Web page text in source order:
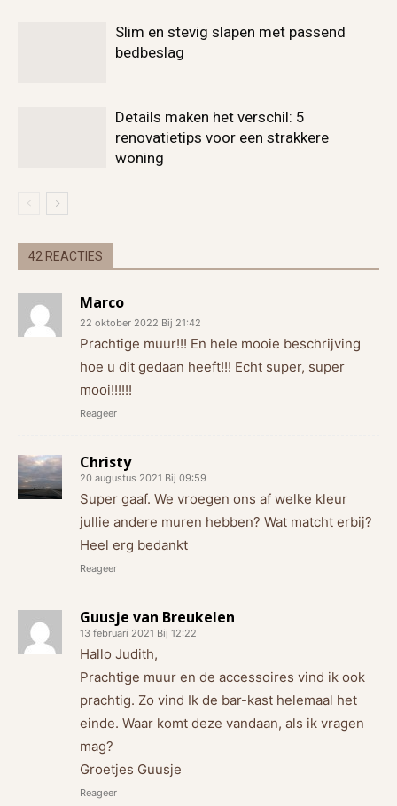
Slim en stevig slapen met passend
bedbeslag
Details maken het verschil: 5
renovatietips voor een strakkere
woning
42 REACTIES
Marco
22 oktober 2022 Bij 21:42
Prachtige muur!!! En hele mooie beschrijving
hoe u dit gedaan heeft!!! Echt super, super
mooi!!!!!!
Reageer
Christy
20 augustus 2021 Bij 09:59
Super gaaf. We vroegen ons af welke kleur
jullie andere muren hebben? Wat matcht erbij?
Heel erg bedankt
Reageer
Guusje van Breukelen
13 februari 2021 Bij 12:22
Hallo Judith,
Prachtige muur en de accessoires vind ik ook
prachtig. Zo vind Ik de bar-kast helemaal het
einde. Waar komt deze vandaan, als ik vragen
mag?
Groetjes Guusje
Reageer